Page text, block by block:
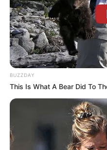
CVS Hides This $1
It's Really In.
FRIDAY PLANS
BUZZDAY
This Is What A Bear Did To